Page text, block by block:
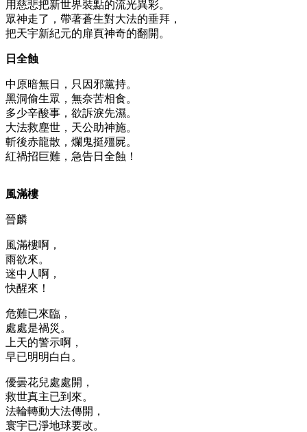
用慈悲把新世界裝點的流光異彩。
眾神走了，帶著蒼生對大法的垂拜，
把天宇新紀元的扉頁神奇的翻開。
日全蝕
中原暗無日，只因邪黨持。
黑洞偷生眾，無奈苦相食。
多少辛酸事，欲訴淚先濕。
大法救塵世，天公助神施。
斬後赤龍散，爛鬼挺殭屍。
紅禍招巨難，急告日全蝕！
風滿樓
晉麟
風滿樓啊，
雨欲來。
迷中人啊，
快醒來！
危難已來臨，
處處是禍災。
上天的警示啊，
早已明明白白。
優曇花兒處處開，
救世真主已到來。
法輪轉動大法傳開，
寰宇已淨地球要改。